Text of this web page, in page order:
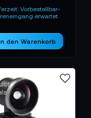
Vorbestellbar-
erwartet
den Warenkorb